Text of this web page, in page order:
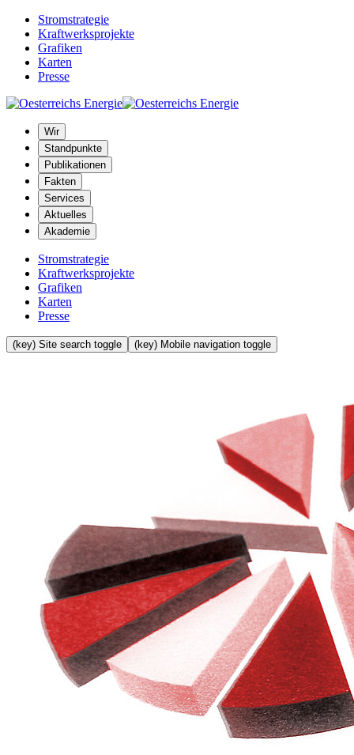
Stromstrategie
Kraftwerksprojekte
Grafiken
Karten
Presse
Wir
Standpunkte
Publikationen
Fakten
Services
Aktuelles
Akademie
Stromstrategie
Kraftwerksprojekte
Grafiken
Karten
Presse
(key) Site search toggle (key) Mobile navigation toggle